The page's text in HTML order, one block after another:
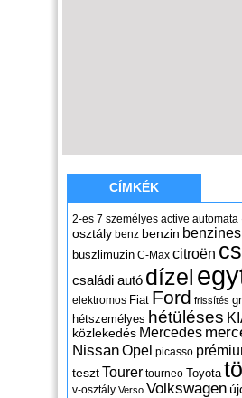
CÍMKÉK
2-es 7 személyes active automata
osztály benz benzin benzines
buszlimuzin C-Max citroën
családi autó dízel
elektromos Fiat Ford frissítés
hétszemélyes hétüléses
közlekedés Mercedes
NissanOpel picasso
tesztTourer tourneo Toyota
v-osztály Verso Volkswagen